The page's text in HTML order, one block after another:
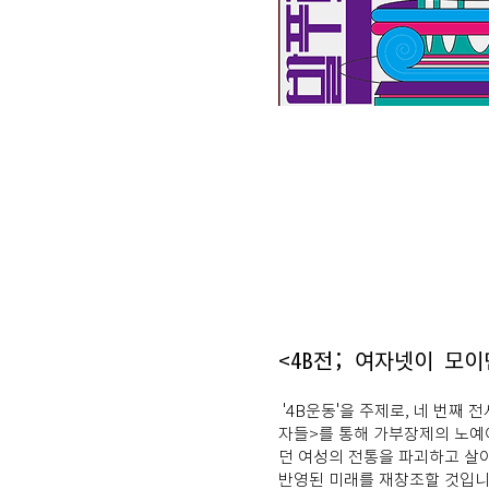
<4B전; 여자넷이 모
'4B운동'을 주제로, 네 번째
자들>를 통해 가부장제의 노
던 여성의 전통을 파괴하고 살
반영된 미래를 재창조할 것입